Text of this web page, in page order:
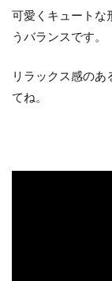
可愛くキュートな
うバランスです。
リラックス感の
てね。